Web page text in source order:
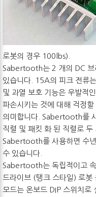
로봇의 경우 100lbs).
Sabertooth는 2 개의 DC 브
있습니다. 15A의 피크 전류
및 과열 보호 기능은 우발적
파손시키는 것에 대해 걱정
의미합니다. Sabertooth를
직렬 및 패킷 화 된 직렬로 두
Sabertooth를 사용하면 수
수 있습니다.
Sabertooth는 독립적이고
드라이브 (탱크 스타일) 로봇
모드는 온보드 DIP 스위치로